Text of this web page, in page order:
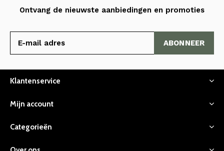
Ontvang de nieuwste aanbiedingen en promoties
ABONNEER
Klantenservice
Mijn account
Categorieën